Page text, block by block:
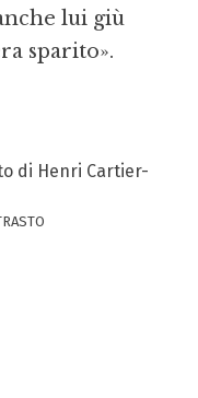
di Henri Cartier-
lui giù
sparito».